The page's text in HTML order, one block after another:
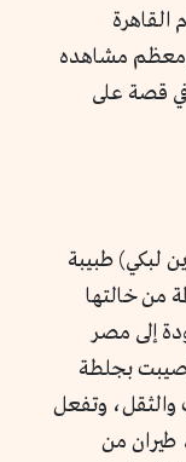
القاهرة
معظم مشاهده
قصة على
لبكي) طبيبة
من خالتها
إلى مصر
أصيبت بجلطة
والثقل، وتفعل
طيران من